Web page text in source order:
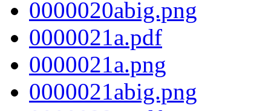
0000020abig.png
0000021a.pdf
0000021a.png
0000021abig.png